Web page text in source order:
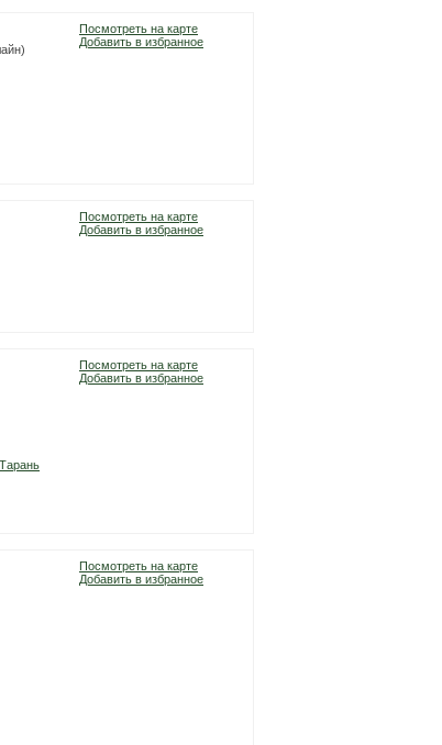
Посмотреть на карте
Добавить в избранное
Посмотреть на карте
Добавить в избранное
Тарань
Посмотреть на карте
Добавить в избранное
Посмотреть на карте
Добавить в избранное